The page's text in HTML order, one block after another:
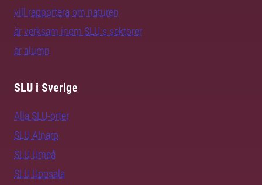
vill rapportera om naturen
är verksam inom SLU:s sektorer
är alumn
SLU i Sverige
Alla SLU-orter
SLU Alnarp
SLU Umeå
SLU Uppsala